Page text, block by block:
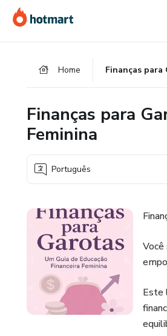
para
o
para
o
para
o
Home
Finanças para
Feminina
Português
Você
Este